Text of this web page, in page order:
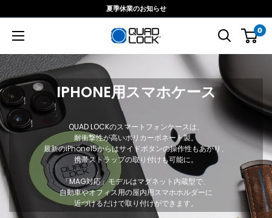
ツ
に
ス
キ
ッ
る
夏季休業のお知らせ
0
IPHONE用スマホケース
QUAD LOCKのスマートフォンケースは、
耐衝撃性が高いポリカーボネート製。
最新のiPhone15からはサイドボタンの操作性もあがり、
携帯ストラップの取り付けも可能に。
「MAG対応」モデルはマグネット内蔵型で、
自動車やオフィス用の屋内用スマホホルダーに
近づけるだけで取り付けができます。